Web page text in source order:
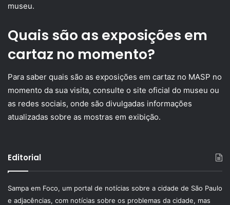
museu.
Quais são as exposições em
cartaz no momento?
Para saber quais são as exposições em cartaz no MASP no
momento da sua visita, consulte o site oficial do museu ou
as redes sociais, onde são divulgadas informações
atualizadas sobre as mostras em exibição.
Editorial
Sampa em Foco, um portal de notícias sobre a cidade de São Paulo
e adjacências, com notícias sobre os problemas da cidade, mas